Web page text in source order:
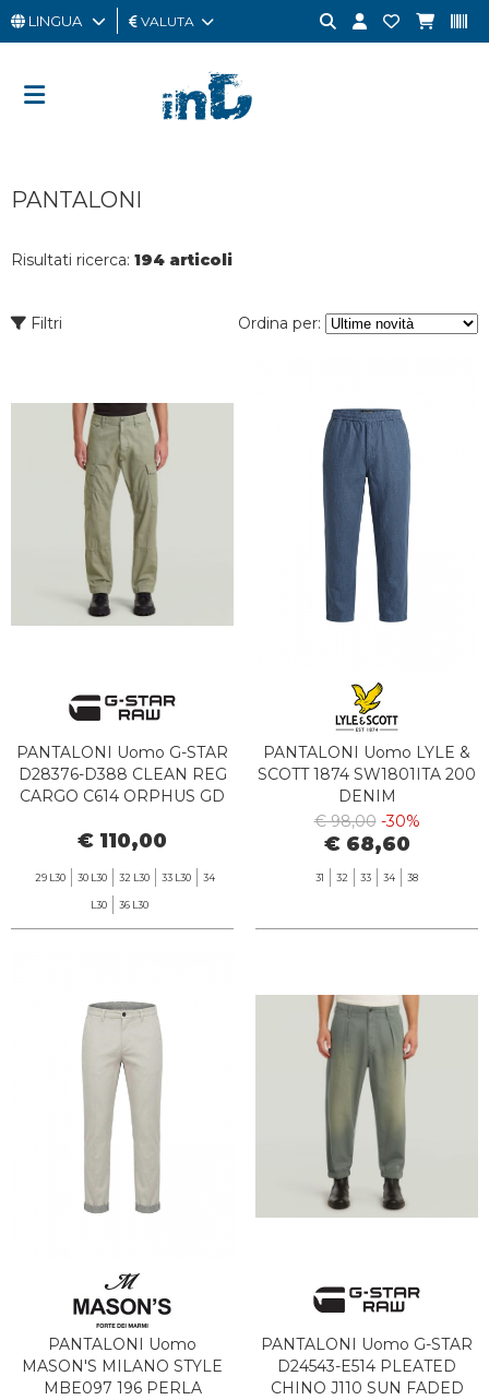
UOMO
CARD
LINGUA VALUTA
PANTALONI
Risultati ricerca: 194 articoli
Filtri Ordina per:
PANTALONI Uomo G-STAR
D28376-D388 CLEAN REG
CARGO C614 ORPHUS GD
€ 110,00
29 L30 30 L30 32 L30 33 L30 34
L30 36 L30
PANTALONI Uomo LYLE &
SCOTT 1874 SW1801ITA 200
DENIM
€ 98,00 -30%
€ 68,60
31 32 33 34 38
PANTALONI Uomo
MASON'S MILANO STYLE
MBE097 196 PERLA
PANTALONI Uomo G-STAR
D24543-E514 PLEATED
CHINO J110 SUN FADED